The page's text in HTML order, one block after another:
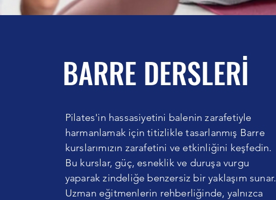
BARRE DERSLERİ
Pilates'in hassasiyetini balenin zarafetiyle
harmanlamak için titizlikle tasarlanmış Barre
kurslarımızın zarafetini ve etkinliğini keşfedin.
Bu kurslar, güç, esneklik ve duruşa vurgu
yaparak zindeliğe benzersiz bir yaklaşım sunar.
Uzman eğitmenlerin rehberliğinde, yalnızca